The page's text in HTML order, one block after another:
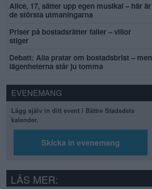
Alice, 17, sätter upp egen musikal – här är
de största utmaningarna
Priser på bostadsrätter faller – villor
stiger
Debatt: Alla pratar om bostadsbrist – men
lägenheterna står ju tomma
EVENEMANG
Lägg själv in ditt event i Bättre Stadsdels
kalender.
Skicka in evenemang
LÄS MER: